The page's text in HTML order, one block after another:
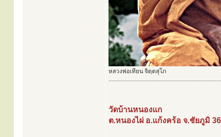
หลวงพ่อเทียน จิตฺตสุโภ
............................................................................
วัดบ้านหนองแก
ต.หนองไผ่ อ.แก้งคร้อ จ.ชัยภูมิ